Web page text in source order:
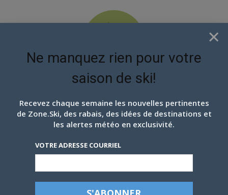
EN ATTENDANT LES
×
Ne manquez rien pour votre
saison de ski!
Recevez chaque semaine les nouvelles pertinentes
de Zone.Ski, des rabais, des idées de destinations et
les alertes météo en exclusivité.
VOTRE ADRESSE COURRIEL